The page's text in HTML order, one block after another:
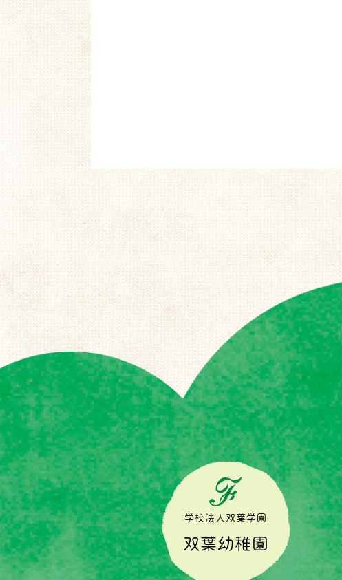
学校法人双葉学園
双葉幼稚園